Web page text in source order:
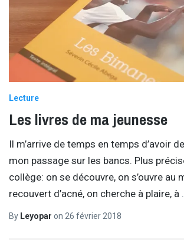
Lecture
Les livres de ma jeunesse
Il m’arrive de temps en temps d’avoir
mon passage sur les bancs. Plus
collège: on se découvre, on s’ouvre au
recouvert d’acné, on cherche à plaire, à
By Leyopar on 26 février 2018